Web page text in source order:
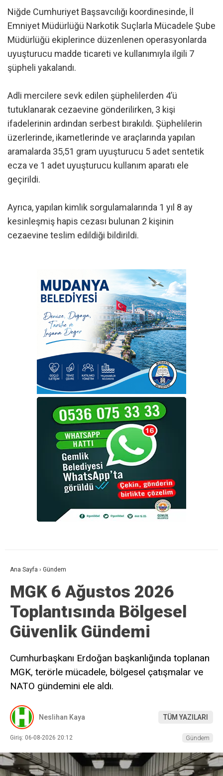
Niğde Cumhuriyet Başsavcılığı koordinesinde, İl
Emniyet Müdürlüğü Narkotik Suçlarla Mücadele Şube
Müdürlüğü ekiplerince düzenlenen operasyonlarda
uyuşturucu madde ticareti ve kullanımıyla ilgili 7
şüpheli yakalandı.
Adli mercilere sevk edilen şüphelilerden 4’ü
tutuklanarak cezaevine gönderilirken, 3 kişi
ifadelerinin ardından serbest bırakıldı. Şüphelilerin
üzerlerinde, ikametlerinde ve araçlarında yapılan
aramalarda 35,51 gram uyuşturucu 5 adet sentetik
ecza ve 1 adet uyuşturucu kullanım aparatı ele
geçirildi.
Ayrıca, yapılan kimlik sorgulamalarında 1 yıl 8 ay
kesinleşmiş hapis cezası bulunan 2 kişinin
cezaevine teslim edildiği bildirildi.
Ana Sayfa › Gündem
MGK 6 Ağustos 2026
Toplantısında Bölgesel
Güvenlik Gündemi
Cumhurbaşkanı Erdoğan başkanlığında toplanan
MGK, terörle mücadele, bölgesel çatışmalar ve
NATO gündemini ele aldı.
Neslihan Kaya TÜM YAZILARI
Giriş: 06-08-2026 20:12 Gündem